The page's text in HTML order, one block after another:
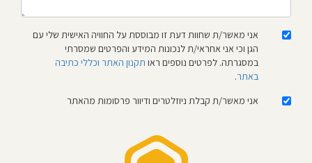
אני מאשר/ת שחוות דעת זו מבוססת על החוויה האישית שלי עם
הגן וכי אני אחראי/ת לנכונות המידע והפרטים שמסרתי
במסגרתה. לפרטים נוספים ראו תקנון האתר וכללי כתיבה
באתר.
אני מאשר/ת קבלת ניוזלטרים ודיוור פרסומות מהאתר